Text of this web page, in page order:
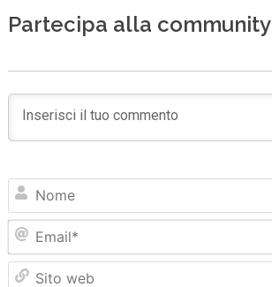
Partecipa alla community